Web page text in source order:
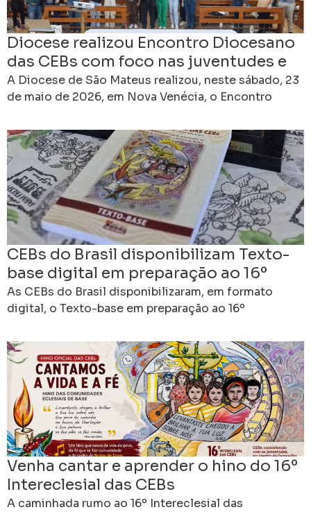
Diocese realizou Encontro Diocesano
das CEBs com foco nas juventudes e
na missão evangelizadora
A Diocese de São Mateus realizou, neste sábado, 23
de maio de 2026, em Nova Venécia, o Encontro
CEBs do Brasil disponibilizam Texto-
base digital em preparação ao 16º
Intereclesial
As CEBs do Brasil disponibilizaram, em formato
digital, o Texto-base em preparação ao 16º
fortalecendo a caminhada de
Venha cantar e aprender o hino do 16º
Intereclesial das CEBs
A caminhada rumo ao 16º Intereclesial das